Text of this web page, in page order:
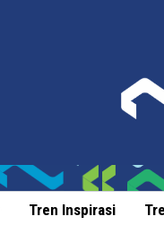
Tren Inspirasi